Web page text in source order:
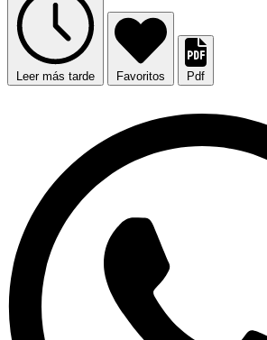
Leer más tarde Favoritos Pdf